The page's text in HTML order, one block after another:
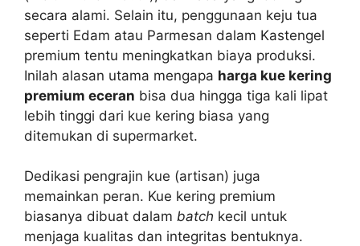
secara alami. Selain itu, penggunaan keju tua
seperti Edam atau Parmesan dalam Kastengel
premium tentu meningkatkan biaya produksi.
Inilah alasan utama mengapa harga kue kering
premium eceran bisa dua hingga tiga kali lipat
lebih tinggi dari kue kering biasa yang
ditemukan di supermarket.
Dedikasi pengrajin kue (artisan) juga
memainkan peran. Kue kering premium
biasanya dibuat dalam batch kecil untuk
menjaga kualitas dan integritas bentuknya.